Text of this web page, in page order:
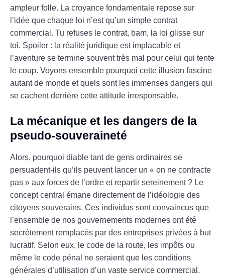
ampleur folle. La croyance fondamentale repose sur
l’idée que chaque loi n’est qu’un simple contrat
commercial. Tu refuses le contrat, bam, la loi glisse sur
toi. Spoiler : la réalité juridique est implacable et
l’aventure se termine souvent très mal pour celui qui tente
le coup. Voyons ensemble pourquoi cette illusion fascine
autant de monde et quels sont les immenses dangers qui
se cachent derrière cette attitude irresponsable.
La mécanique et les dangers de la
pseudo-souveraineté
Alors, pourquoi diable tant de gens ordinaires se
persuadent-ils qu’ils peuvent lancer un « on ne contracte
pas » aux forces de l’ordre et repartir sereinement ? Le
concept central émane directement de l’idéologie des
citoyens souverains. Ces individus sont convaincus que
l’ensemble de nos gouvernements modernes ont été
secrètement remplacés par des entreprises privées à but
lucratif. Selon eux, le code de la route, les impôts ou
même le code pénal ne seraient que les conditions
générales d’utilisation d’un vaste service commercial.